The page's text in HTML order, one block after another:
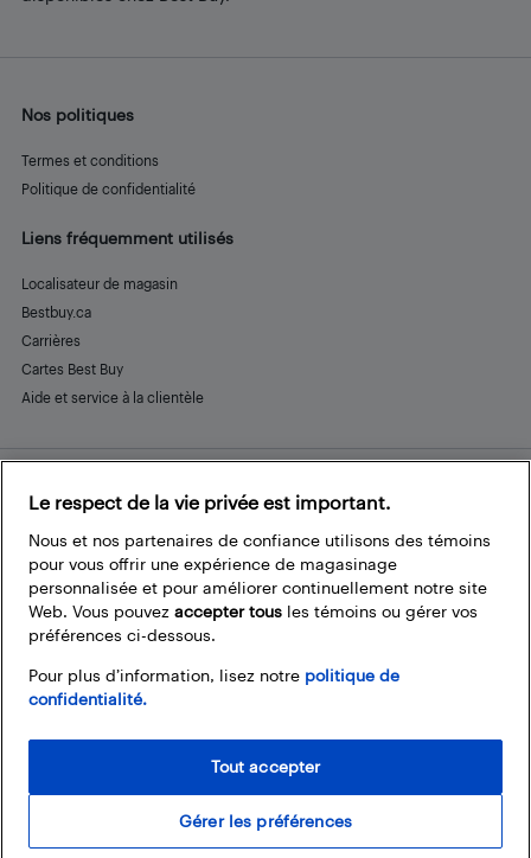
Nos politiques
Termes et conditions
Politique de confidentialité
Liens fréquemment utilisés
Localisateur de magasin
Bestbuy.ca
Carrières
Cartes Best Buy
Aide et service à la clientèle
Restez connecté
FacebookInstagram
PinterestLinkedInYouTube
Le respect de la vie privée est important.
Nous et nos partenaires de confiance utilisons des témoins
pour vous offrir une expérience de magasinage
personnalisée et pour améliorer continuellement notre site
Web. Vous pouvez accepter tous les témoins ou gérer vos
préférences ci-dessous.
Pour plus d’information, lisez notre politique de
confidentialité.
Gérer les préférences
Tout accepter